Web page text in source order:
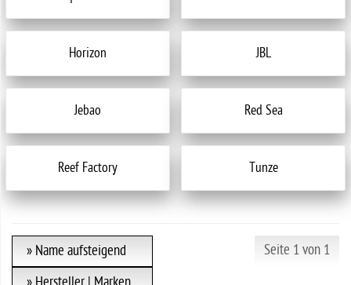
Horizon JBL
Jebao Red Sea
Reef Factory Tunze
» Name aufsteigend
Seite 1 von 1